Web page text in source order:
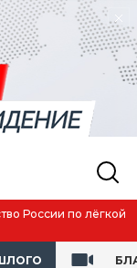
наилучшим качеством